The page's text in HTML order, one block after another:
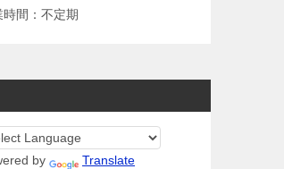
時間：不定期
by Translate